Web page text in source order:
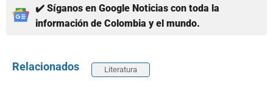
✔️ Síganos en Google Noticias con toda la
información de Colombia y el mundo.
Relacionados Literatura